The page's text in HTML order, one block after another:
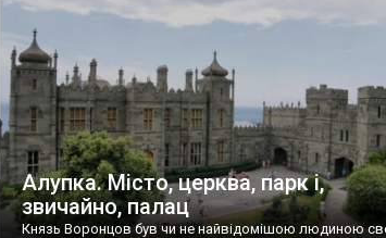
Алупка. Місто, церква, парк і,
звичайно, палац
Князь Воронцов був чи не найвідомішою людиною